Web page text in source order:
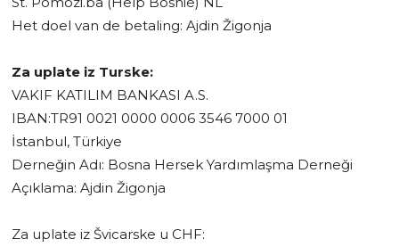
Het doel van de betaling: Ajdin Žigonja
Za uplate iz Turske:
VAKIF KATILIM BANKASI A.S.
IBAN:TR91 0021 0000 0006 3546 7000 01
İstanbul, Türkiye
Derneğin Adı: Bosna Hersek Yardımlaşma Derneği
Açıklama: Ajdin Žigonja
Za uplate iz Švicarske u CHF: